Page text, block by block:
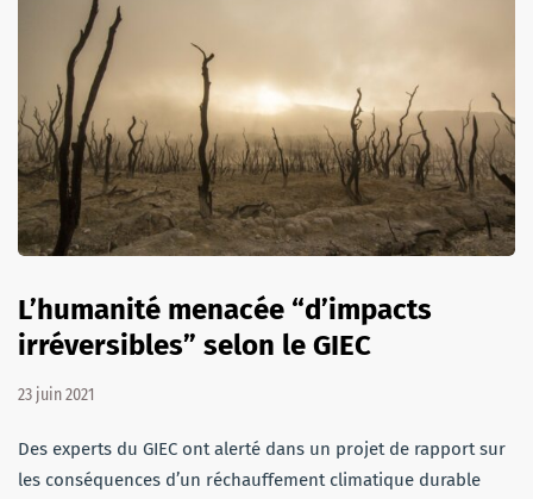
L’humanité menacée “d’impacts
irréversibles” selon le GIEC
23 juin 2021
Des experts du GIEC ont alerté dans un projet de rapport sur
les conséquences d’un réchauffement climatique durable